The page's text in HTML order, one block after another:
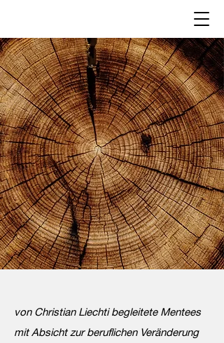
von Christian Liechti begleitete Mentees
mit Absicht zur beruflichen Veränderung